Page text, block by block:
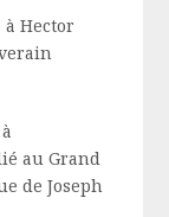
Hector
au Grand
de Joseph